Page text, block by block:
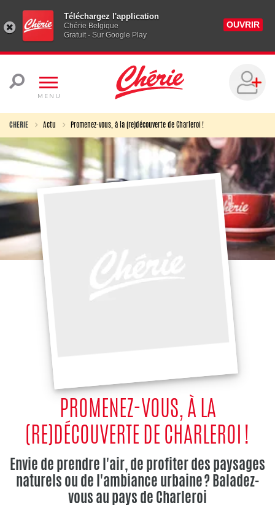
Téléchargez l'application
Chérie Belgique
Gratuit - Sur Google Play
OUVRIR
MENU
CHERIE Actu Promenez-vous, à la (re)découverte de Charleroi !
PROMENEZ-VOUS, À LA
(RE)DÉCOUVERTE DE CHARLEROI !
Envie de prendre l'air, de profiter des paysages
naturels ou de l'ambiance urbaine ? Baladez-
vous au pays de Charleroi